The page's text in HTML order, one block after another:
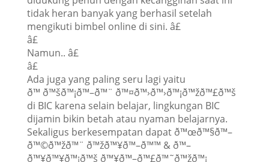
tidak heran banyak yang berhasil setelah
mengikuti bimbel online di sini. â£
â£
Namun.. â£
â£
Ada juga yang paling seru lagi yaitu
ð™ ð™šð™¡ð™–ð™¨ ð™¤ð™›ð™›ð™¡ð™žð™£ð™š
di BIC karena selain belajar, lingkungan BIC
dijamin bikin betah atau nyaman belajarnya.
Sekaligus berkesempatan dapat ð™œð™§ð™–
ð™©ð™žð™¨ ð™žð™¥ð™–ð™™ & ð™–
ð™¥ð™¥ð™¡ð™š ð™¥ð™–ð™£ð™˜ð™žð™¡